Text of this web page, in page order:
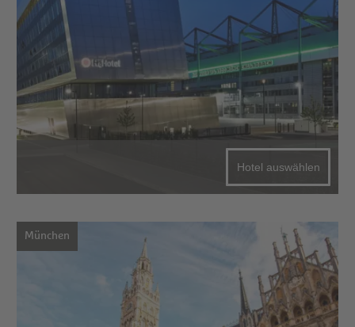
Hotel auswählen
München